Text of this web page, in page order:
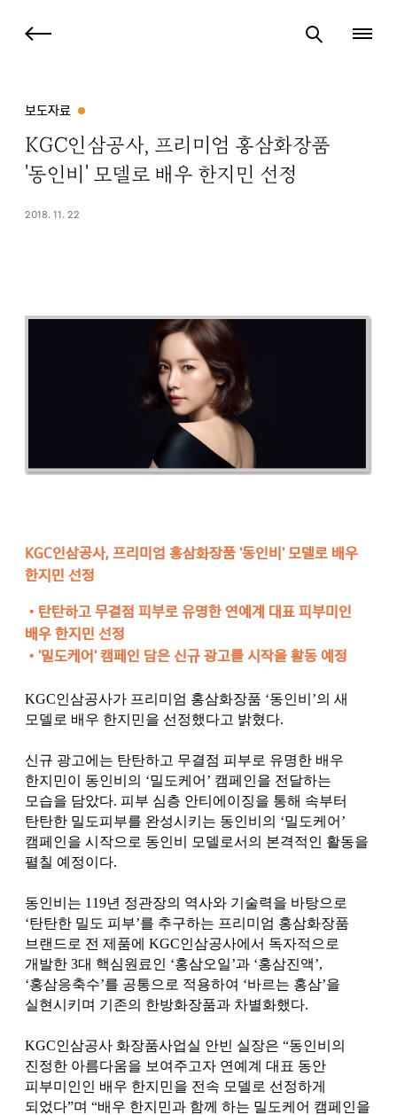
보도자료
KGC인삼공사, 프리미엄 홍삼화장품
'동인비' 모델로 배우 한지민 선정
2018. 11. 22
KGC인삼공사, 프리미엄 홍삼화장품 '동인비' 모델로 배우
한지민 선정
• 탄탄하고 무결점 피부로 유명한 연예계 대표 피부미인
배우 한지민 선정
•'밀도케어' 캠페인 담은 신규 광고를 시작을 활동 예정
KGC인삼공사가 프리미엄 홍삼화장품 ‘동인비’의 새
모델로 배우 한지민을 선정했다고 밝혔다.
신규 광고에는 탄탄하고 무결점 피부로 유명한 배우
한지민이 동인비의 ‘밀도케어’ 캠페인을 전달하는
모습을 담았다. 피부 심층 안티에이징을 통해 속부터
탄탄한 밀도피부를 완성시키는 동인비의 ‘밀도케어’
캠페인을 시작으로 동인비 모델로서의 본격적인 활동을
펼칠 예정이다.
동인비는 119년 정관장의 역사와 기술력을 바탕으로
‘탄탄한 밀도 피부’를 추구하는 프리미엄 홍삼화장품
브랜드로 전 제품에 KGC인삼공사에서 독자적으로
개발한 3대 핵심원료인 ‘홍삼오일’과 ‘홍삼진액’,
‘홍삼응축수’를 공통으로 적용하여 ‘바르는 홍삼’을
실현시키며 기존의 한방화장품과 차별화했다.
KGC인삼공사 화장품사업실 안빈 실장은 “동인비의
진정한 아름다움을 보여주고자 연예계 대표 동안
피부미인인 배우 한지민을 전속 모델로 선정하게
되었다”며 “배우 한지민과 함께 하는 밀도케어 캠페인을